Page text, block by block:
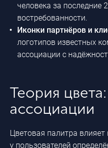
человека за последние
востребованности.
Иконки партнёров и
логотипов известных
ассоциации с
Теория
ассоциации
Цветовая палитра
у пользователей